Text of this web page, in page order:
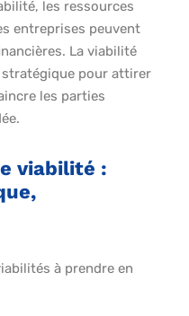
les ressources
entreprises peuvent
La viabilité
stratégique pour attirer
les parties
viabilité :
à prendre en